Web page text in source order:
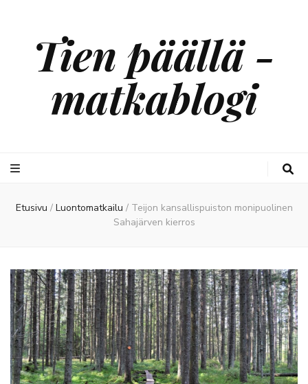
Tien päällä -
matkablogi
Etusivu / Luontomatkailu / Teijon kansallispuiston monipuolinen
Sahajärven kierros